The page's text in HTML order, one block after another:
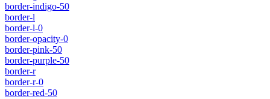
border-indigo-50
border-l
border-l-0
border-opacity-0
border-pink-50
border-purple-50
border-r
border-r-0
border-red-50